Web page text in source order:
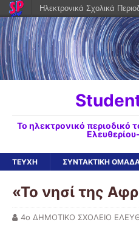
To ηλεκτρονικό περιοδικό
ΤΕΥΧΗ ΣΥΝΤΑΚΤΙΚΗ
«Το νησί της
4ο ΔΗΜΟΤΙΚΟ ΣΧΟΛΕΙΟ
Ηλεκτρονικά Σχολικά